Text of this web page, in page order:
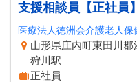
支援相談員【正社員】
医療法人徳洲会介護老人保
山形県庄内町東田川郡
狩川駅
正社員